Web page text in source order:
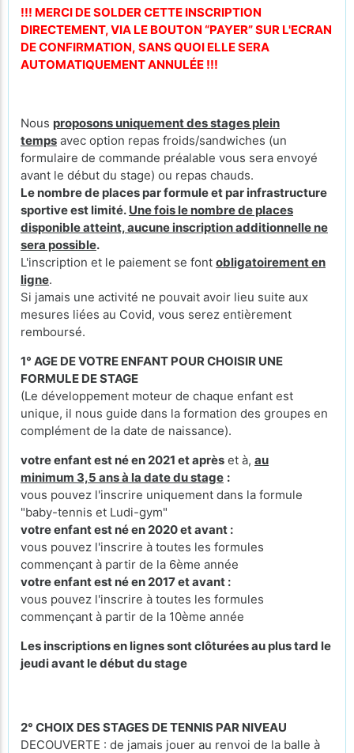
!!! MERCI DE SOLDER CETTE INSCRIPTION
DIRECTEMENT, VIA LE BOUTON “PAYER” SUR L'ECRAN
DE CONFIRMATION, SANS QUOI ELLE SERA
AUTOMATIQUEMENT ANNULÉE !!!
Nous proposons uniquement des stages plein
temps avec option repas froids/sandwiches (un
formulaire de commande préalable vous sera envoyé
avant le début du stage) ou repas chauds.
Le nombre de places par formule et par infrastructure
sportive est limité. Une fois le nombre de places
disponible atteint, aucune inscription additionnelle ne
sera possible.
L'inscription et le paiement se font obligatoirement en
ligne.
Si jamais une activité ne pouvait avoir lieu suite aux
mesures liées au Covid, vous serez entièrement
remboursé.
1° AGE DE VOTRE ENFANT POUR CHOISIR UNE
FORMULE DE STAGE
(Le développement moteur de chaque enfant est
unique, il nous guide dans la formation des groupes en
complément de la date de naissance).
votre enfant est né en 2021 et après et à, au
minimum 3,5 ans à la date du stage :
vous pouvez l'inscrire uniquement dans la formule
"baby-tennis et Ludi-gym"
votre enfant est né en 2020 et avant :
vous pouvez l'inscrire à toutes les formules
commençant à partir de la 6ème année
votre enfant est né en 2017 et avant :
vous pouvez l'inscrire à toutes les formules
commençant à partir de la 10ème année
Les inscriptions en lignes sont clôturées au plus tard le
jeudi avant le début du stage
2° CHOIX DES STAGES DE TENNIS PAR NIVEAU
DECOUVERTE : de jamais jouer au renvoi de la balle à